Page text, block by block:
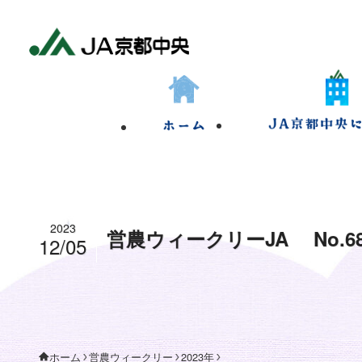
営農ウィークリーJA
2023
12/05
ホーム 営農ウィークリー 2023年